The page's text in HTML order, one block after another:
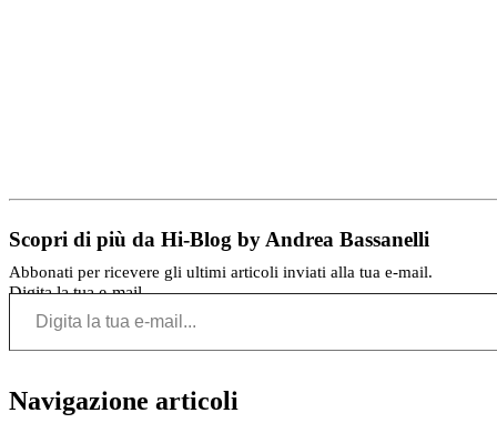
Scopri di più da Hi-Blog by Andrea Bassanelli
Abbonati per ricevere gli ultimi articoli inviati alla tua e-mail.
Digita la tua e-mail...
Navigazione articoli